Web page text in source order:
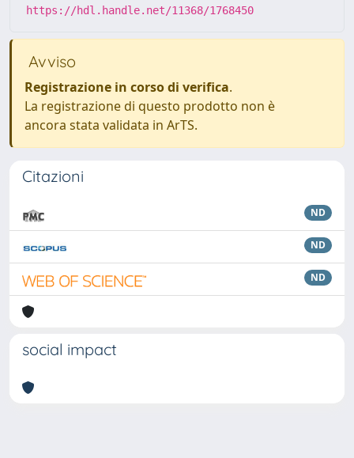
https://hdl.handle.net/11368/1768450
Avviso
Registrazione in corso di verifica.
La registrazione di questo prodotto non è
ancora stata validata in ArTS.
Citazioni
ND
ND
ND
social impact